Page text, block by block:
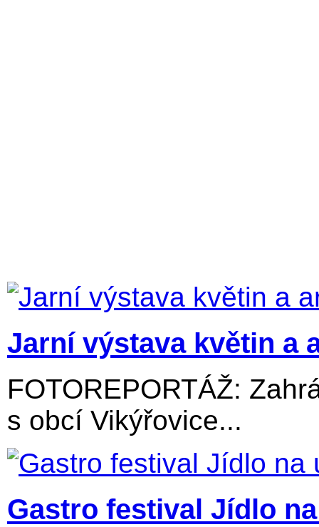
Jarní výstava květin a
FOTOREPORTÁŽ:
s obcí Vikýřovice...
Gastro festival Jídlo